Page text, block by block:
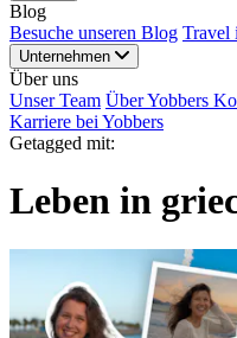
Blog
Besuche unseren Blog Travel
Unternehmen
Über uns
Unser Team Über Yobbers
Karriere bei Yobbers
Getagged mit:
Leben in